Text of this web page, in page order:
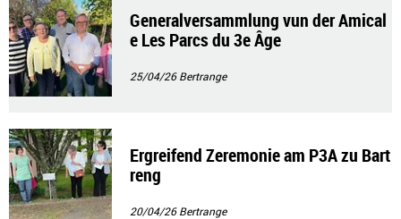
Generalversammlung vun der Amical
e Les Parcs du 3e Âge
25/04/26Bertrange
Ergreifend Zeremonie am P3A zu Bart
reng
20/04/26Bertrange